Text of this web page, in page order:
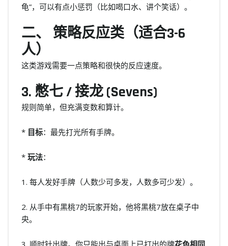
龟”，可以有点小惩罚（比如喝口水、讲个笑话）。
二、 策略反应类（适合3-6
人）
这类游戏需要一点策略和很快的反应速度。
3. 憋七 / 接龙 (Sevens)
规则简单，但充满变数和算计。
* 目标：最先打光所有手牌。
* 玩法：
1. 每人发好手牌（人数少可多发，人数多可少发）。
2. 从手中有黑桃7的玩家开始，他将黑桃7放在桌子中
央。
3. 顺时针出牌。你只能出与桌面上已打出的牌花色相同